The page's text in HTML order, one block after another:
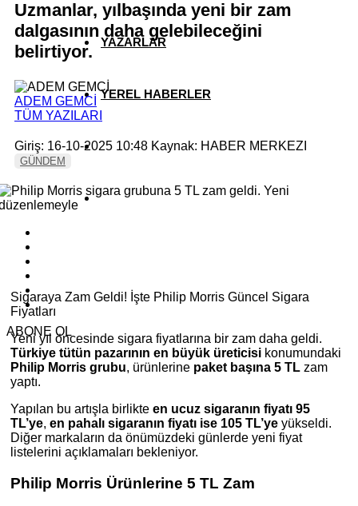
YAZARLAR
YEREL HABERLER
Uzmanlar, yılbaşında yeni bir zam
dalgasının daha gelebileceğini
belirtiyor.
ADEM GEMCİ
TÜM YAZILARI
Giriş: 16-10-2025 10:48 Kaynak: HABER MERKEZI
GÜNDEM
ABONE OL
Sigaraya Zam Geldi! İşte Philip Morris Güncel Sigara
Fiyatları
Yeni yıl öncesinde sigara fiyatlarına bir zam daha geldi.
Türkiye tütün pazarının en büyük üreticisi konumundaki
Philip Morris grubu, ürünlerine paket başına 5 TL zam
yaptı.
Yapılan bu artışla birlikte en ucuz sigaranın fiyatı 95
TL’ye, en pahalı sigaranın fiyatı ise 105 TL’ye yükseldi.
Diğer markaların da önümüzdeki günlerde yeni fiyat
listelerini açıklamaları bekleniyor.
Philip Morris Ürünlerine 5 TL Zam